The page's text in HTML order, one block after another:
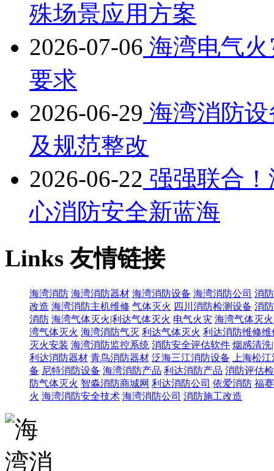
殊场景应用方案
2026-07-06 海湾电气
要求
2026-06-29 海湾消防
及规范整改
2026-06-22 强强联合
心消防安全新蓝海
Links友情链接
海湾消防 海湾消防器材 海湾消防设备 海湾消防公司 消
改造 海湾消防主机维修 气体灭火 四川消防检测设备 消
消防 海湾气体灭火|利达气体灭火 电气火灾 海湾气体灭
湾气体灭火 海湾消防气灭 利达气体灭火 利达消防维修维
灭火安装 海湾消防监控系统 消防安全评估软件 烟感清洗
利达消防器材 青鸟消防器材 泛海三江消防设备
上海松
备 尼特消防设备 海湾消防产品 利达消防产品 消防评估
防气体灭火 智淼消防商城网 利达消防公司 依爱消防 福
火 海湾消防安全技术 海湾消防公司 消防施工改造